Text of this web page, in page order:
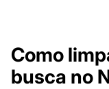
Como
busca no